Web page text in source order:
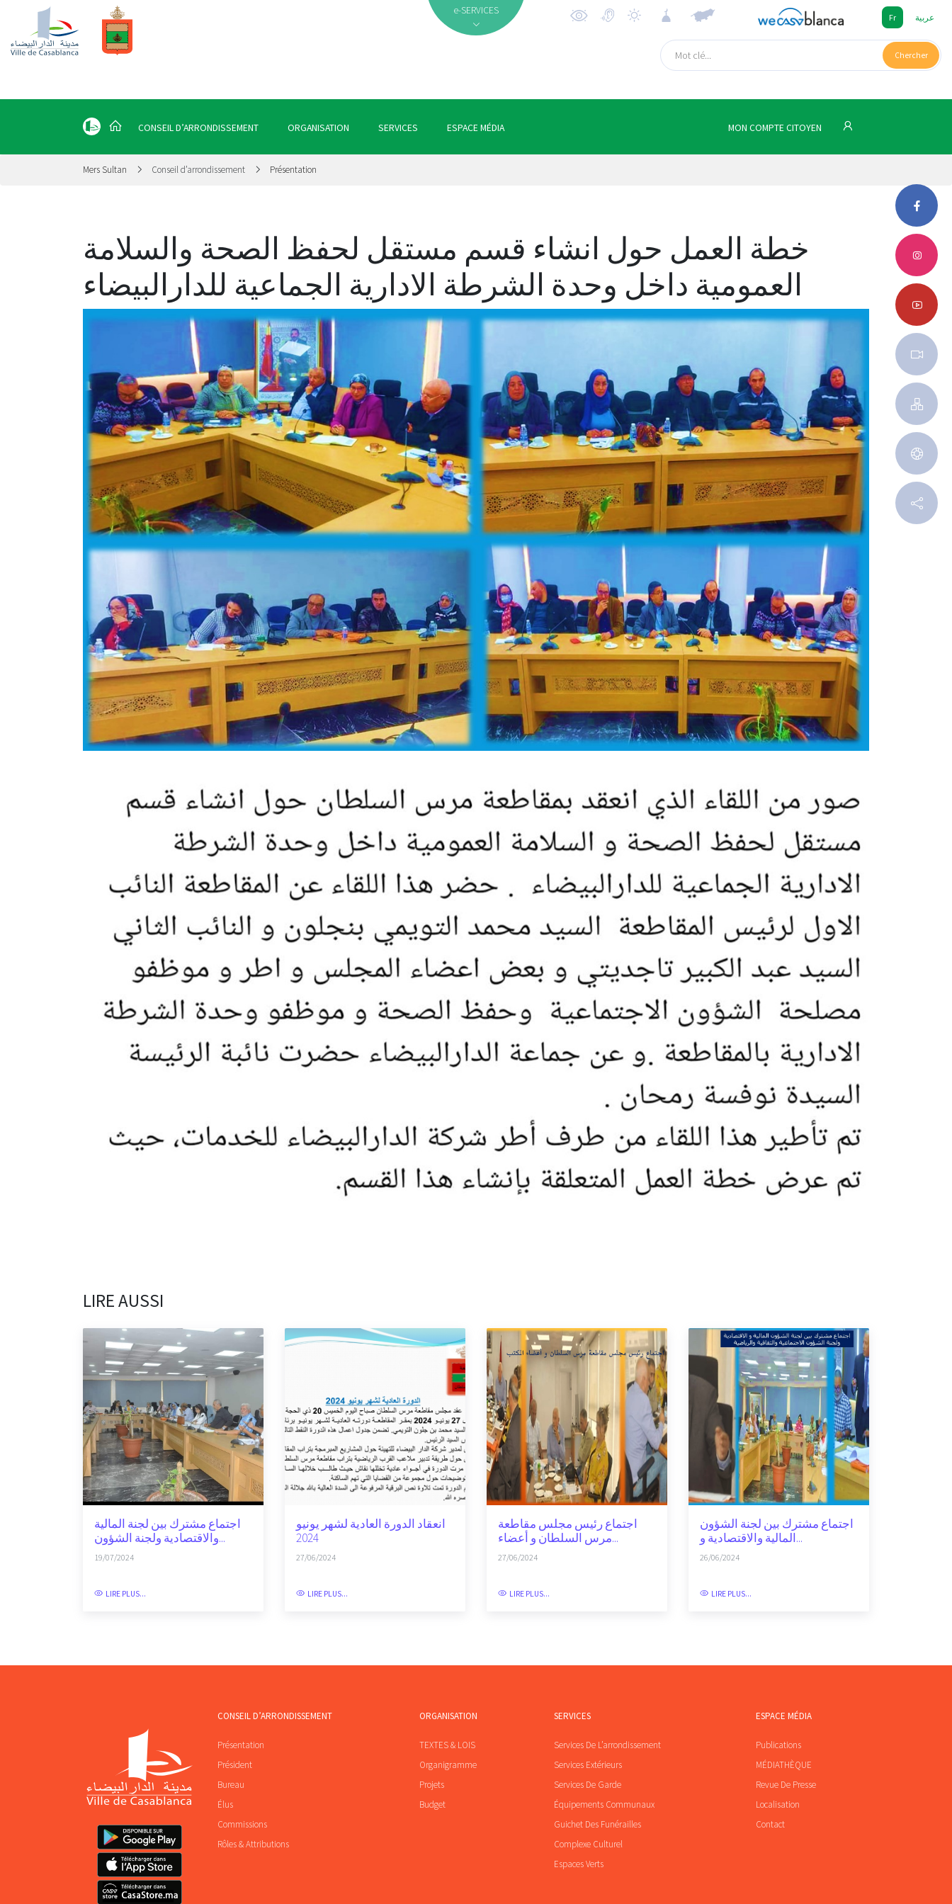
e-SERVICES
Fr عربية
Chercher
CONSEIL D’ARRONDISSEMENT ORGANISATION SERVICES ESPACE MÉDIA MON COMPTE CITOYEN
Mers Sultan Conseil d’arrondissement Présentation
خطة العمل حول انشاء قسم مستقل لحفظ الصحة والسلامة
العمومية داخل وحدة الشرطة الادارية الجماعية للدارالبيضاء
LIRE AUSSI
اجتماع مشترك بين لجنة المالية
والاقتصادية ولجنة الشؤون...
19/07/2024
LIRE PLUS...
انعقاد الدورة العادية لشهر يونيو
2024
27/06/2024
LIRE PLUS...
اجتماع رئيس مجلس مقاطعة
مرس السلطان و أعضاء...
27/06/2024
LIRE PLUS...
اجتماع مشترك بين لجنة الشؤون
المالية والاقتصادية و...
26/06/2024
LIRE PLUS...
CONSEIL D’ARRONDISSEMENT
Présentation
Président
Bureau
Élus
Commissions
Rôles & Attributions
ORGANISATION
TEXTES & LOIS
Organigramme
Projets
Budget
SERVICES
Services De L’arrondissement
Services Extérieurs
Services De Garde
Équipements Communaux
Guichet Des Funérailles
Complexe Culturel
Espaces Verts
ESPACE MÉDIA
Publications
MÉDIATHÈQUE
Revue De Presse
Localisation
Contact